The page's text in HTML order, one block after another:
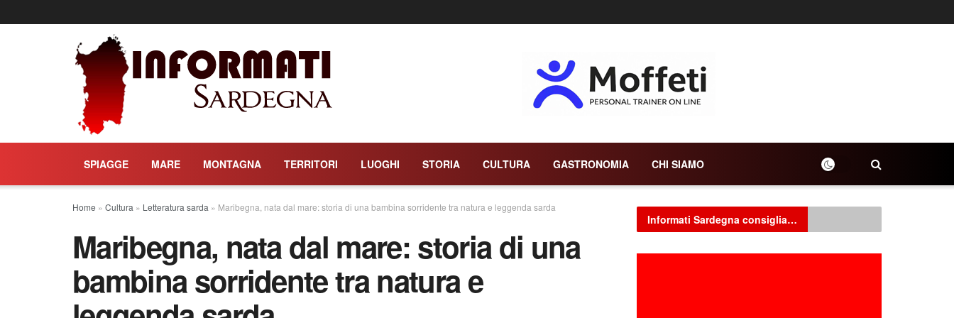
SPIAGGE MARE MONTAGNA TERRITORI LUOGHI STORIA CULTURA GASTRONOMIA CHI SIAMO
Home » Cultura » Letteratura sarda » Maribegna, nata dal mare: storia di una bambina sorridente tra natura e leggenda sarda
Maribegna, nata dal mare: storia di una
bambina sorridente tra natura e
Informati Sardegna consiglia…